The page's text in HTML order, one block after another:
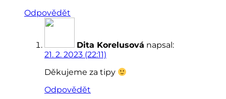
Odpovědět
Dita Korelusová napsal:
21. 2. 2023 (22:11)
Děkujeme za tipy
Odpovědět